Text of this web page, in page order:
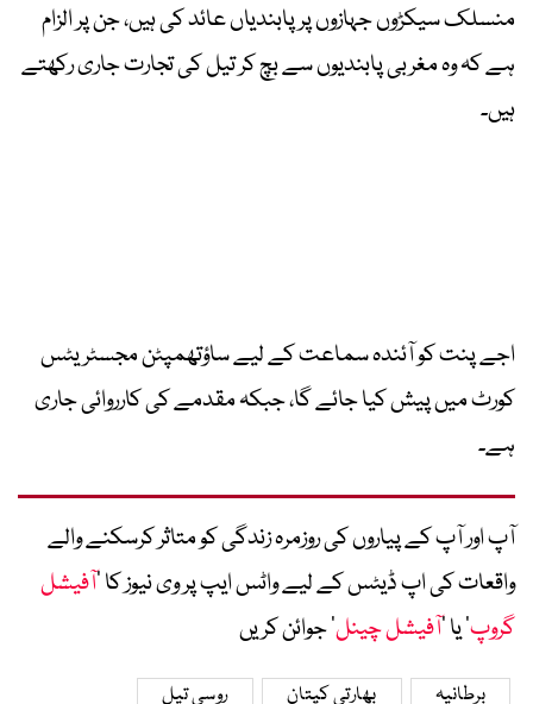
منسلک سیکڑوں جہازوں پر پابندیاں عائد کی ہیں، جن پر الزام
ہے کہ وہ مغربی پابندیوں سے بچ کر تیل کی تجارت جاری رکھتے
ہیں۔
اجے پنت کو آئندہ سماعت کے لیے ساؤتھمپٹن مجسٹریٹس
کورٹ میں پیش کیا جائے گا، جبکہ مقدمے کی کارروائی جاری
ہے۔
آپ اور آپ کے پیاروں کی روزمرہ زندگی کو متاثر کرسکنے والے
واقعات کی اپ ڈیٹس کے لیے واٹس ایپ پر وی نیوز کا ’آفیشل
گروپ‘ یا ’آفیشل چینل‘ جوائن کریں
برطانیہ بھارتی کپتان روسی تیل